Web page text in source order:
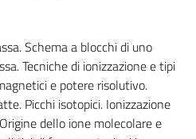
Schema a blocchi di uno
Tecniche di ionizzazione e tipi
e potere risolutivo.
Picchi isotopici. Ionizzazione
dello ione molecolare e